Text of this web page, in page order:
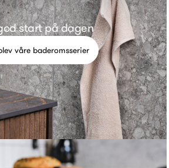
start på dagen
våre baderomsserier